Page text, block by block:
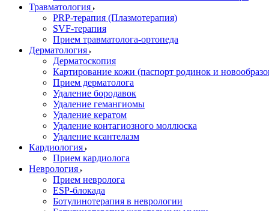
Травматология
PRP-терапия (Плазмотерапия)
SVF-терапия
Прием травматолога-ортопеда
Дерматология
Дерматоскопия
Картирование кожи (паспорт родинок и
Прием дерматолога
Удаление бородавок
Удаление гемангиомы
Удаление кератом
Удаление контагиозного моллюска
Удаление ксантелазм
Кардиология
Прием кардиолога
Неврология
Прием невролога
ESP-блокада
Ботулинотерапия в неврологии